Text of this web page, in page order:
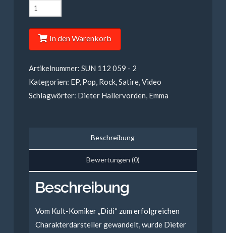
Dieter
Hallervorden
-
mir
Mut
(in
In den Warenkorb
Artikelnummer: SUN 112 059 - 2
Kategorien: EP, Pop, Rock,Satire,Video
Schlagwörter: Dieter Hallervorden, Emma
Beschreibung
Bewertungen (0)
Beschreibung
Vom Kult-Komiker „Didi“ zum erfolgreichen
Charakterdarsteller gewandelt, wurde Dieter